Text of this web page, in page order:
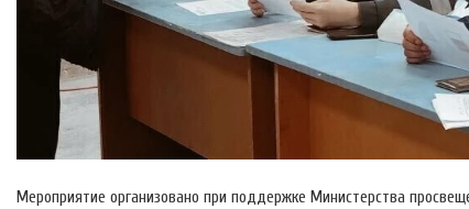
Мероприятие организовано при поддержке Министерства